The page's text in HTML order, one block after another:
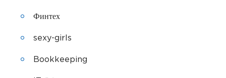
Финтех
sexy-girls
Bookkeeping